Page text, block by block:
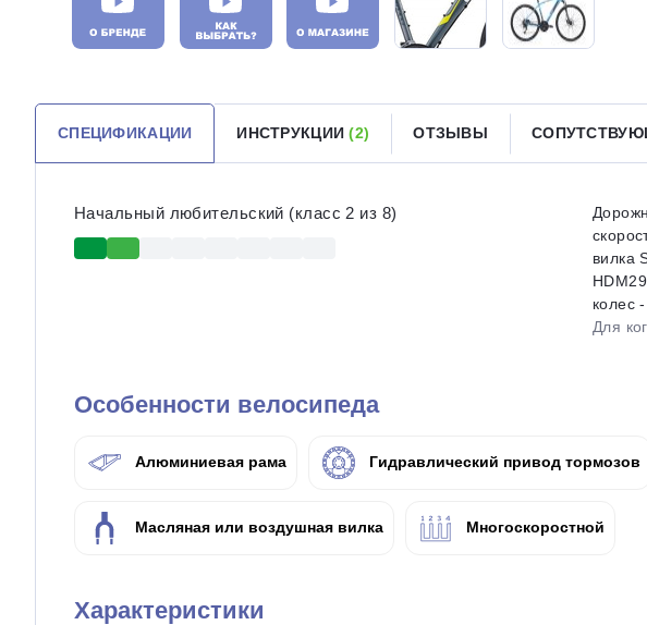
СПЕЦИФИКАЦИИ ИНСТРУКЦИИ(2) ОТЗЫВЫ
Начальный любительский (класс 2 из 8)
вилка
колес
Для
Особенности велосипеда
Алюминиевая рама Гидравлический привод тормозов
Масляная или воздушная вилка Многоскоростной
Характеристики
25% картой
Подробнееоб